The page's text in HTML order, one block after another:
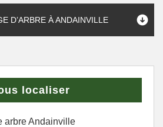
D’ARBRE À ANDAINVILLE
localiser
arbre Andainville